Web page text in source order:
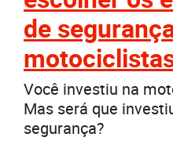
de
Você investiu na
Mas será que
segurança?